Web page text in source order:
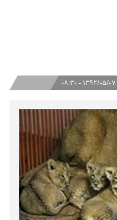
۱۳۹۲/۰۵/۰۷ - ۰۸:۳۰